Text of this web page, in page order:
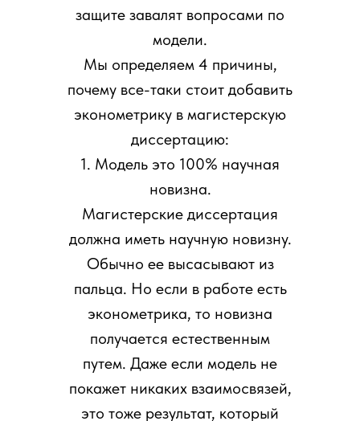
защите завалят вопросами по
модели.
Мы определяем 4 причины,
почему все-таки стоит добавить
эконометрику в магистерскую
диссертацию:
1. Модель это 100% научная
новизна.
Магистерские диссертация
должна иметь научную новизну.
Обычно ее высасывают из
пальца. Но если в работе есть
эконометрика, то новизна
получается естественным
путем. Даже если модель не
покажет никаких взаимосвязей,
это тоже результат, который